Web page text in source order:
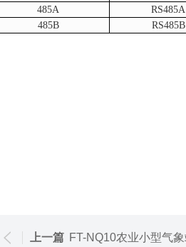
485A
RS485A
485B
RS485B
上一篇 FT-NQ10农业小型气